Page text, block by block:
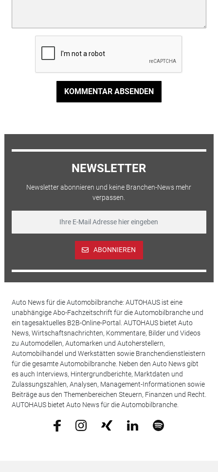
KOMMENTAR ABSENDEN
NEWSLETTER
Newsletter abonnieren und keine Branchen-News mehr
verpassen.
ABONNIEREN
Auto News für die Automobilbranche: AUTOHAUS ist eine
unabhängige Abo-Fachzeitschrift für die Automobilbranche und
ein tagesaktuelles B2B-Online-Portal. AUTOHAUS bietet Auto
News, Wirtschaftsnachrichten, Kommentare, Bilder und Videos
zu Automodellen, Automarken und Autoherstellern,
Automobilhandel und Werkstätten sowie Branchendienstleistern
für die gesamte Automobilbranche. Neben den Auto News gibt
es auch Interviews, Hintergrundberichte, Marktdaten und
Zulassungszahlen, Analysen, Management-Informationen sowie
Beiträge aus den Themenbereichen Steuern, Finanzen und Recht.
AUTOHAUS bietet Auto News für die Automobilbranche.